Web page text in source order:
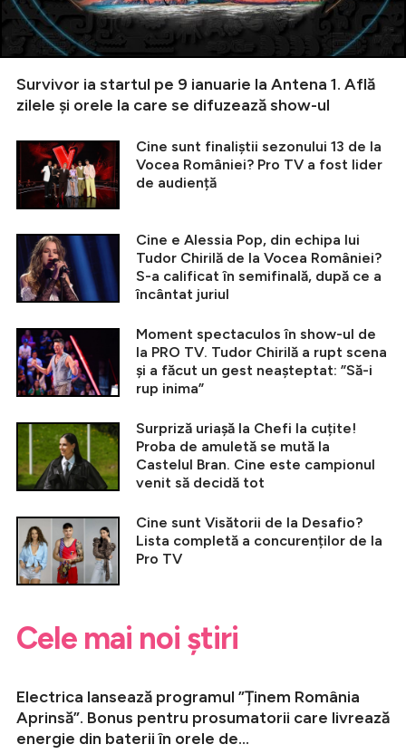
Survivor ia startul pe 9 ianuarie la Antena 1. Află
zilele și orele la care se difuzează show-ul
Cine sunt finaliștii sezonului 13 de la
Vocea României? Pro TV a fost lider
de audiență
Cine e Alessia Pop, din echipa lui
Tudor Chirilă de la Vocea României?
S-a calificat în semifinală, după ce a
încântat juriul
Moment spectaculos în show-ul de
la PRO TV. Tudor Chirilă a rupt scena
și a făcut un gest neașteptat: ”Să-i
rup inima”
Surpriză uriașă la Chefi la cuțite!
Proba de amuletă se mută la
Castelul Bran. Cine este campionul
venit să decidă tot
Cine sunt Visătorii de la Desafio?
Lista completă a concurenților de la
Pro TV
Cele mai noi știri
Electrica lansează programul ”Ținem România
Aprinsă”. Bonus pentru prosumatorii care livrează
energie din baterii în orele de...